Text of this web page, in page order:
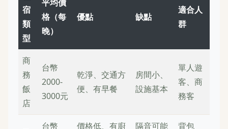
宿
類
型
平均價
格（每
晚）
優點 缺點
適合人
群
商
務
飯
店
台幣
2000-
3000元
乾淨、交通方
便、有早餐
房間小、
設施基本
單人遊
客、商
務客
台幣
價格低、有廚
隔音可能
背包